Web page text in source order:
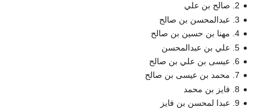
2. صالح بن علي
3. عبدالمحسن بن صالح
4. مهنا بن حسين بن صالح
5. علي بن عبدالمحسن
6. عيسى بن علي بن صالح
7. محمد بن عيسى بن صالح
8. فايز بن محمد
9. عبدا لمحسن بن فايز